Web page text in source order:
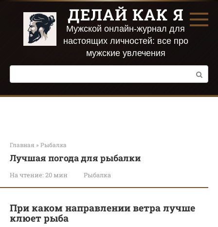
Перейти
контенту
ДЕЛАЙ КАК Я
Мужской онлайн-журнал для
настоящих личностей: все про
мужские увлечения
Поиск:
Главная » Рыбалка
Лучшая погода для рыбалки
На чтение: 20 мин Рыбалка
При каком направлении ветра лучше
клюет рыба